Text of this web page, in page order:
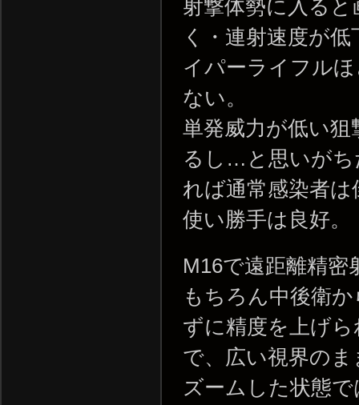
射撃体勢に入る
く・連射速度が
イパーライフル
ない。
単発威力が低い
るし…と思いがち
れば通常感染者
使い勝手は良好。
M16で遠距離精
もちろん中後衛
ずに精度を上げ
で、広い視界の
ズームした状態